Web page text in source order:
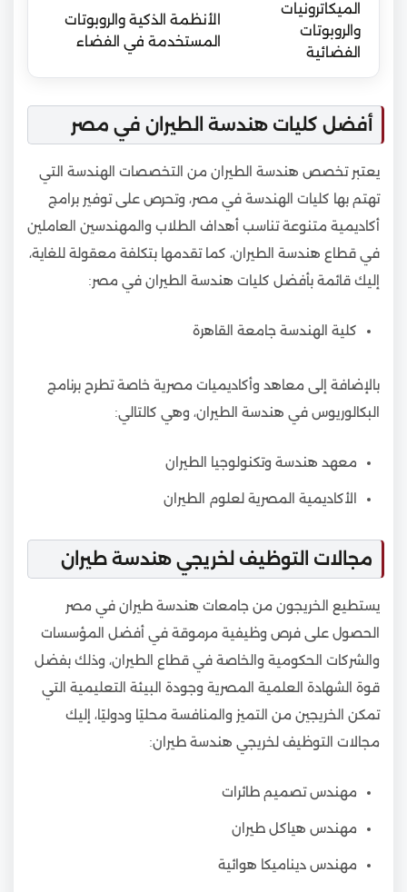
الميكاترونيات
والروبوتات
الفضائية
الأنظمة الذكية والروبوتات
المستخدمة في الفضاء
أفضل كليات هندسة الطيران في مصر
يعتبر تخصص هندسة الطيران من التخصصات الهندسة التي
تهتم بها كليات الهندسة في مصر، وتحرص على توفير برامج
أكاديمية متنوعة تناسب أهداف الطلاب والمهندسين العاملين
في قطاع هندسة الطيران، كما تقدمها بتكلفة معقولة للغاية،
إليك قائمة بأفضل كليات هندسة الطيران في مصر:
كلية الهندسة جامعة القاهرة
بالإضافة إلى معاهد وأكاديميات مصرية خاصة تطرح برنامج
البكالوريوس في هندسة الطيران، وهي كالتالي:
معهد هندسة وتكنولوجيا الطيران
الأكاديمية المصرية لعلوم الطيران
مجالات التوظيف لخريجي هندسة طيران
يستطيع الخريجون من جامعات هندسة طيران في مصر
الحصول على فرص وظيفية مرموقة في أفضل المؤسسات
والشركات الحكومية والخاصة في قطاع الطيران، وذلك بفضل
قوة الشهادة العلمية المصرية وجودة البيئة التعليمية التي
تمكن الخريجين من التميز والمنافسة محليًا ودوليًا، إليك
مجالات التوظيف لخريجي هندسة طيران:
مهندس تصميم طائرات
مهندس هياكل طيران
مهندس ديناميكا هوائية